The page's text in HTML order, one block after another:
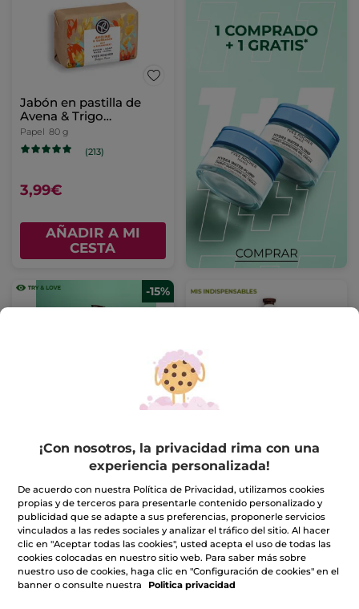
Jabón en pastilla de
Avena & Trigo
Sarraceno
Papel 80 g
(213)
3,99€
AÑADIR A MI
CESTA
-15%
Kit de cuidado Cuerpo
16,99€ 19,97€
AÑADIR A MI
CESTA
Crema de manos
3,99€
AÑADIR A MI
CESTA
¡Con nosotros, la privacidad rima con una
experiencia personalizada!
De acuerdo con nuestra Política de Privacidad, utilizamos cookies
propias y de terceros para presentarle contenido personalizado y
publicidad que se adapte a sus preferencias, proponerle servicios
vinculados a las redes sociales y analizar el tráfico del sitio. Al hacer
clic en "Aceptar todas las cookies", usted acepta el uso de todas las
cookies colocadas en nuestro sitio web. Para saber más sobre
nuestro uso de cookies, haga clic en "Configuración de cookies" en el
banner o consulte nuestra
Politica privacidad